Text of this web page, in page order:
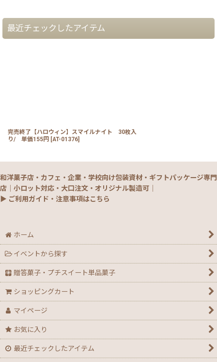
最近チェックしたアイテム
完売終了【ハロウィン】スマイルナイト 30枚入
り/ 単価155円 [AT-01376]
和洋菓子店・カフェ・企業・学校向け包装資材・ギフトパッケージ専門
店｜小ロット対応・大口注文・オリジナル製造可｜
▶ ご利用ガイド・注意事項はこちら
ホーム
イベントから探す
贈答菓子・プチスイート単品菓子
ショッピングカート
マイページ
お気に入り
最近チェックしたアイテム